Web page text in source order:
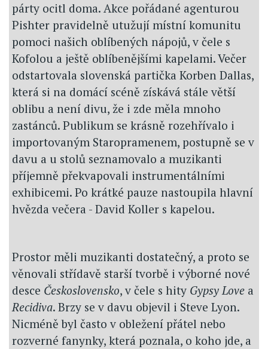
párty ocitl doma. Akce pořádané agenturou
Pishter pravidelně utužují místní komunitu
pomoci našich oblíbených nápojů, v čele s
Kofolou a ještě oblíbenějšími kapelami. Večer
odstartovala slovenská partička Korben Dallas,
která si na domácí scéně získává stále větší
oblibu a není divu, že i zde měla mnoho
zastánců. Publikum se krásně rozehřívalo i
importovaným Staropramenem, postupně se v
davu a u stolů seznamovalo a muzikanti
příjemně překvapovali instrumentálními
exhibicemi. Po krátké pauze nastoupila hlavní
hvězda večera - David Koller s kapelou.
Prostor měli muzikanti dostatečný, a proto se
věnovali střídavě starší tvorbě i výborné nové
desce Československo, v čele s hity Gypsy Love a
Recidiva. Brzy se v davu objevil i Steve Lyon.
Nicméně byl často v obležení přátel nebo
rozverné fanynky, která poznala, o koho jde, a